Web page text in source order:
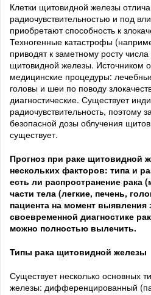
Клетки щитовидной железы
радиочувствительностью и под
приобретают способность к
Техногенные катастрофы
приводят к заметному росту
щитовидной железы. Источником
медицинские процедуры:
головы и шеи по поводу
диагностические. Существует
радиочувствительность, поэтому
безопасной дозы облучения
существует.
Прогноз при раке щитовидной
нескольких факторов: типа и
есть ли распространение рака
части тела (легкие, печень,
пациента на момент выявления
своевременной диагностике
можно полностью вылечить.
Типы рака щитовидной железы
Существует несколько основных
железы: дифференцированный